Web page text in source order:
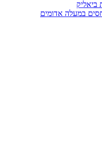
במעלה אדומים